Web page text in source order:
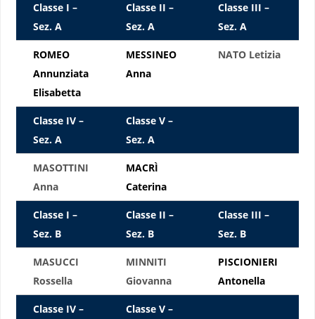
Classe I –
Sez. A
Classe II –
Sez. A
Classe III –
Sez. A
ROMEO
Annunziata
Elisabetta
MESSINEO
Anna
NATO Letizia
Classe IV –
Sez. A
Classe V –
Sez. A
MASOTTINI
Anna
MACRÌ
Caterina
Classe I –
Sez. B
Classe II –
Sez. B
Classe III –
Sez. B
MASUCCI
Rossella
MINNITI
Giovanna
PISCIONIERI
Antonella
Classe IV –
Classe V –